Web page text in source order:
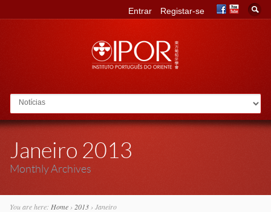
Go to:
Entrar Registar-se
Janeiro 2013
Monthly Archives
You are here: Home› 2013› Janeiro